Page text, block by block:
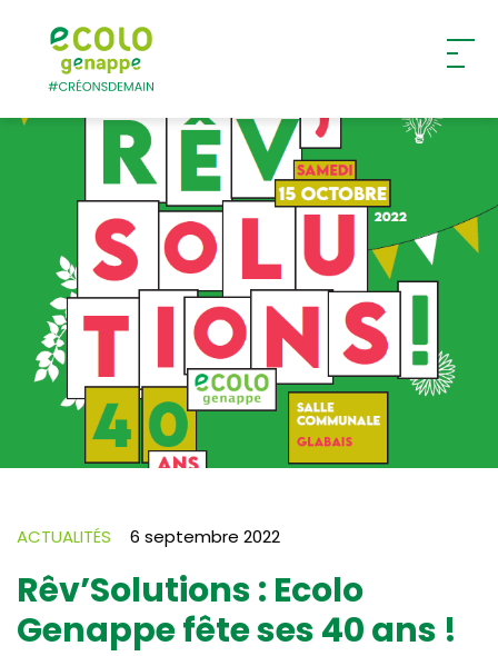
Ecolo – Genappe
ACTUALITÉS 6 septembre 2022
Rêv’Solutions : Ecolo
Genappe fête ses 40 ans !